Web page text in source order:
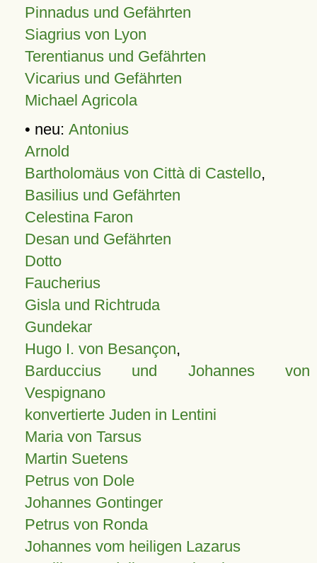
Pinnadus und Gefährten
Siagrius von Lyon
Terentianus und Gefährten
Vicarius und Gefährten
Michael Agricola
• neu: Antonius
Arnold
Bartholomäus von Città di Castello,
Basilius und Gefährten
Celestina Faron
Desan und Gefährten
Dotto
Faucherius
Gisla und Richtruda
Gundekar
Hugo I. von Besançon,
Barduccius und Johannes von
Vespignano
konvertierte Juden in Lentini
Maria von Tarsus
Martin Suetens
Petrus von Dole
Johannes Gontinger
Petrus von Ronda
Johannes vom heiligen Lazarus